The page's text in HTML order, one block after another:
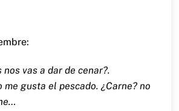
nos vas a dar de cenar?.
me gusta el pescado. ¿Carne? no